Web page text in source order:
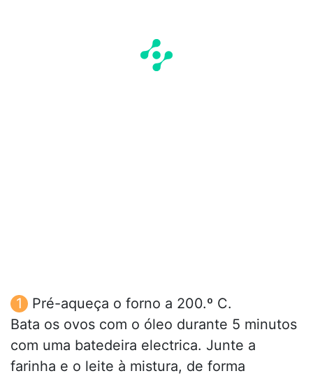
Pré-aqueça o forno a 200.º C.
Bata os ovos com o óleo durante 5 minutos
com uma batedeira electrica. Junte a
farinha e o leite à mistura, de forma